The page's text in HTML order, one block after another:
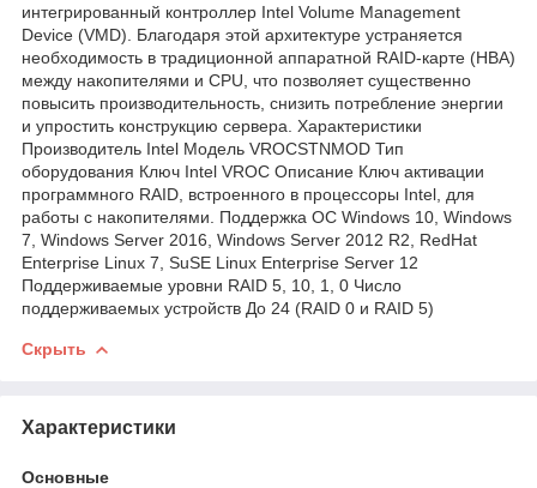
интегрированный контроллер Intel Volume Management
Device (VMD). Благодаря этой архитектуре устраняется
необходимость в традиционной аппаратной RAID-карте (HBA)
между накопителями и CPU, что позволяет существенно
повысить производительность, снизить потребление энергии
и упростить конструкцию сервера. Характеристики
Производитель Intel Модель VROCSTNMOD Тип
оборудования Ключ Intel VROC Описание Ключ активации
программного RAID, встроенного в процессоры Intel, для
работы с накопителями. Поддержка ОС Windows 10, Windows
7, Windows Server 2016, Windows Server 2012 R2, RedHat
Enterprise Linux 7, SuSE Linux Enterprise Server 12
Поддерживаемые уровни RAID 5, 10, 1, 0 Число
поддерживаемых устройств До 24 (RAID 0 и RAID 5)
Скрыть
Характеристики
Основные